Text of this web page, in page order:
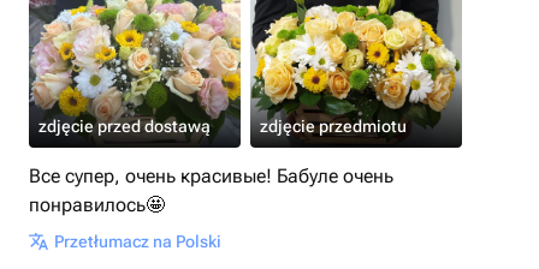
zdjęcie przed dostawą zdjęcie przedmiotu
Все супер, очень красивые! Бабуле очень
понравилось🤩
Przetłumacz na Polski